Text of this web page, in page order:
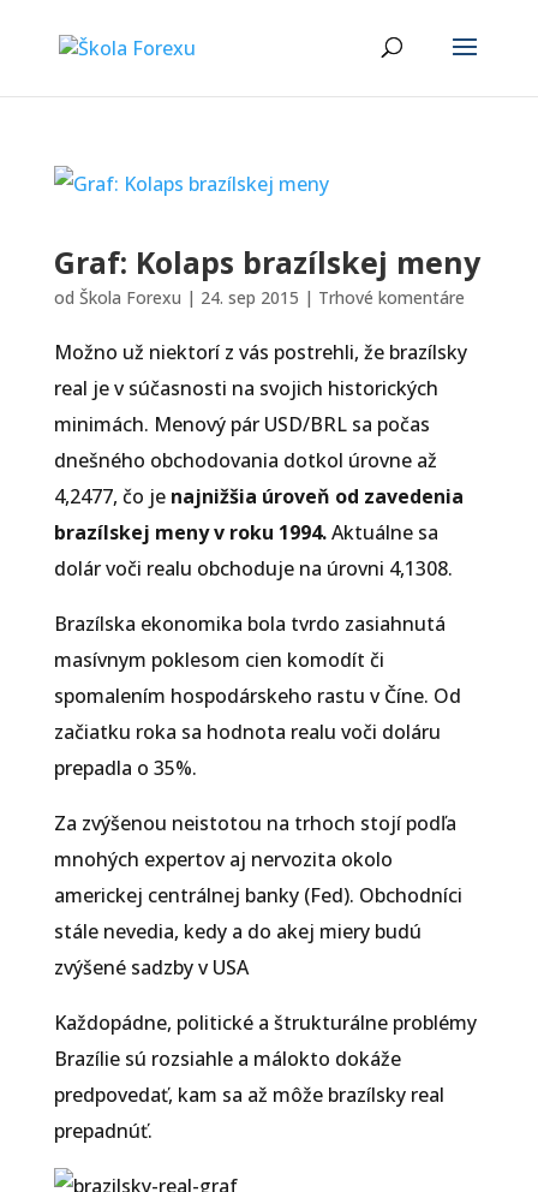
Graf: Kolaps brazílskej meny
od Škola Forexu | 24. sep 2015 | Trhové komentáre
Možno už niektorí z vás postrehli, že brazílsky
real je v súčasnosti na svojich historických
minimách. Menový pár USD/BRL sa počas
dnešného obchodovania dotkol úrovne až
4,2477, čo je najnižšia úroveň od zavedenia
brazílskej meny v roku 1994.Aktuálne sa
dolár voči realu obchoduje na úrovni 4,1308.
Brazílska ekonomika bola tvrdo zasiahnutá
masívnym poklesom cien komodít či
spomalením hospodárskeho rastu v Číne. Od
začiatku roka sa hodnota realu voči doláru
prepadla o 35%.
Za zvýšenou neistotou na trhoch stojí podľa
mnohých expertov aj nervozita okolo
americkej centrálnej banky (Fed). Obchodníci
stále nevedia, kedy a do akej miery budú
zvýšené sadzby v USA
Každopádne, politické a štrukturálne problémy
Brazílie sú rozsiahle a málokto dokáže
predpovedať, kam sa až môže brazílsky real
prepadnúť.